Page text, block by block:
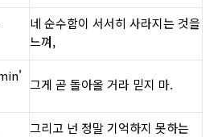
네 순수함이 서서히 사라지는 것을
느껴,
그게 곧 돌아올 거라 믿지 마.
그리고 넌 정말 기억하지 못하는